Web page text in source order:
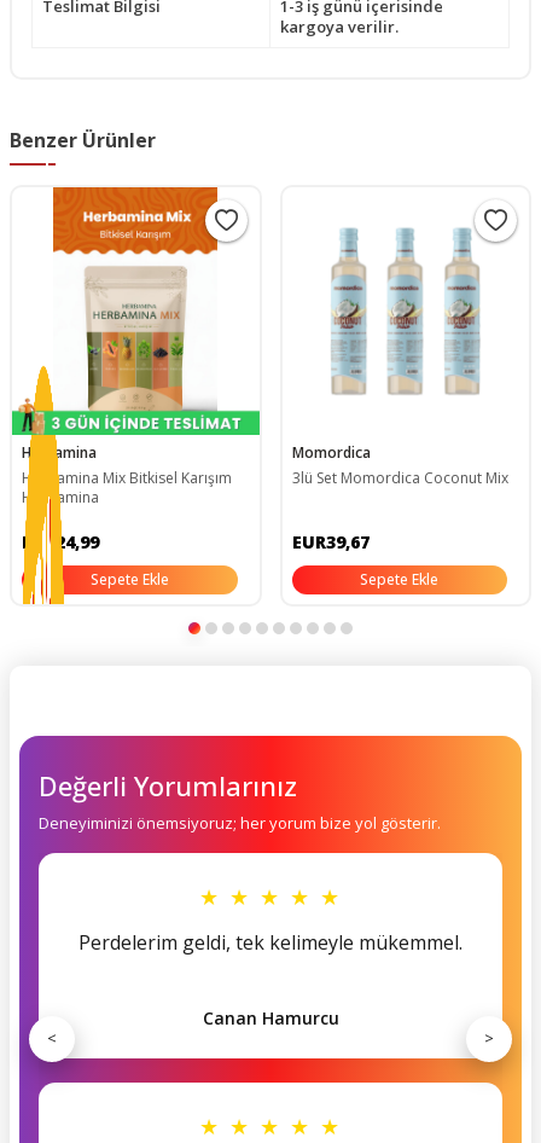
Teslimat Bilgisi
1-3 iş günü içerisinde
kargoya verilir.
Benzer Ürünler
Herbamina
Herbamina Mix Bitkisel Karışım
Herbamina
EUR24,99
Sepete Ekle
Momordica
3lü Set Momordica Coconut Mix
EUR39,67
Sepete Ekle
Değerli Yorumlarınız
Deneyiminizi önemsiyoruz; her yorum bize yol gösterir.
★ ★ ★ ★ ★
Perdelerim geldi, tek kelimeyle mükemmel.
Canan Hamurcu
★ ★ ★ ★ ★
< >